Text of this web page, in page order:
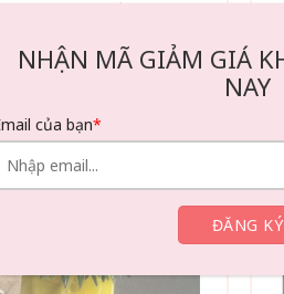
1.100.000₫
ngay
Chat tư vấn
NHẬN MÃ GIẢM GIÁ
NAY
của bạn*